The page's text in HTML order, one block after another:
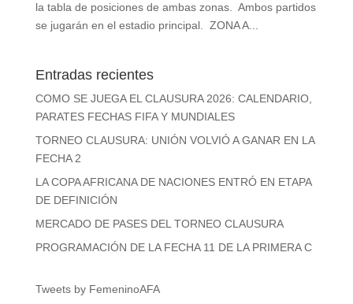
la tabla de posiciones de ambas zonas. Ambos partidos
se jugarán en el estadio principal. ZONA A...
Entradas recientes
COMO SE JUEGA EL CLAUSURA 2026: CALENDARIO,
PARATES FECHAS FIFA Y MUNDIALES
TORNEO CLAUSURA: UNIÓN VOLVIÓ A GANAR EN LA
FECHA 2
LA COPA AFRICANA DE NACIONES ENTRÓ EN ETAPA
DE DEFINICIÓN
MERCADO DE PASES DEL TORNEO CLAUSURA
PROGRAMACIÓN DE LA FECHA 11 DE LA PRIMERA C
Tweets by FemeninoAFA